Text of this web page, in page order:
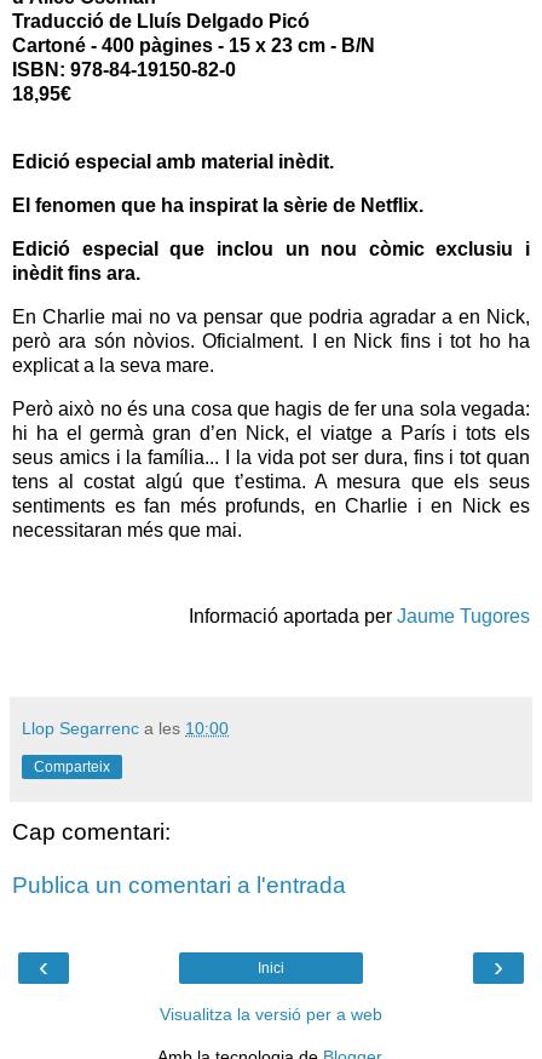
Traducció de Lluís Delgado Picó
Cartoné - 400 pàgines - 15 x 23 cm - B/N
ISBN: 978-84-19150-82-0
18,95€
Edició especial amb material inèdit.
El fenomen que ha inspirat la sèrie de Netflix.
Edició especial que inclou un nou còmic exclusiu i
inèdit fins ara.
En Charlie mai no va pensar que podria agradar a en Nick,
però ara són nòvios. Oficialment. I en Nick fins i tot ho ha
explicat a la seva mare.
Però això no és una cosa que hagis de fer una sola vegada:
hi ha el germà gran d’en Nick, el viatge a París i tots els
seus amics i la família... I la vida pot ser dura, fins i tot quan
tens al costat algú que t’estima. A mesura que els seus
sentiments es fan més profunds, en Charlie i en Nick es
necessitaran més que mai.
Informació aportada per Jaume Tugores
Llop Segarrenc a les 10:00
Comparteix
Cap comentari:
Publica un comentari a l'entrada
‹ ›
Inici
Visualitza la versió per a web